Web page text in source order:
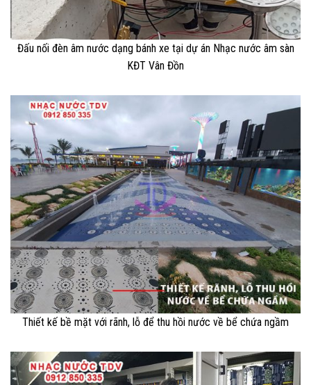
Đấu nối đèn âm nước dạng bánh xe tại dự án Nhạc nước âm sàn
KĐT Vân Đồn
Thiết kế bề mặt với rãnh, lỗ để thu hồi nước về bể chứa ngầm